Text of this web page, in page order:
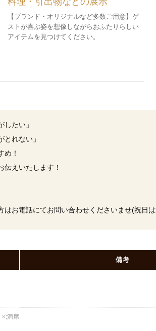
【ブランド・オリジナルなど多数ご用意】ゲ
ストが喜ぶ姿を想像しながらおふたりらしい
アイテムを見つけてください。
したい」
とれない」
め！
伝えいたします！
はお電話にてお問い合わせくださいませ(祝日は
備考
× 満席